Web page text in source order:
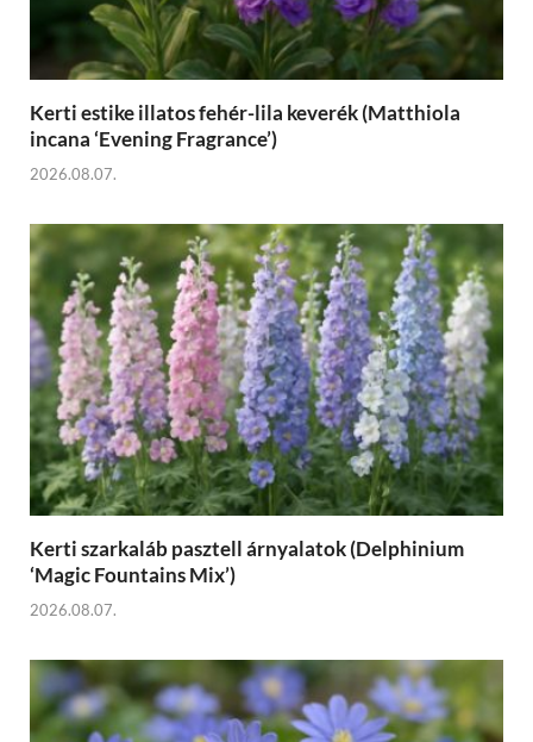
Kerti estike illatos fehér-lila keverék (Matthiola
incana ‘Evening Fragrance’)
2026.08.07.
Kerti szarkaláb pasztell árnyalatok (Delphinium
‘Magic Fountains Mix’)
2026.08.07.